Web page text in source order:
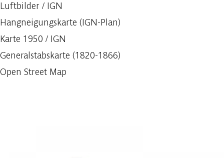
Luftbilder / IGN
Hangneigungskarte (IGN-Plan)
Karte 1950 / IGN
Generalstabskarte (1820-1866)
Open Street Map